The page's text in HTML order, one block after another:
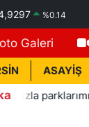
%0.14
Galeri
ASAYİŞ